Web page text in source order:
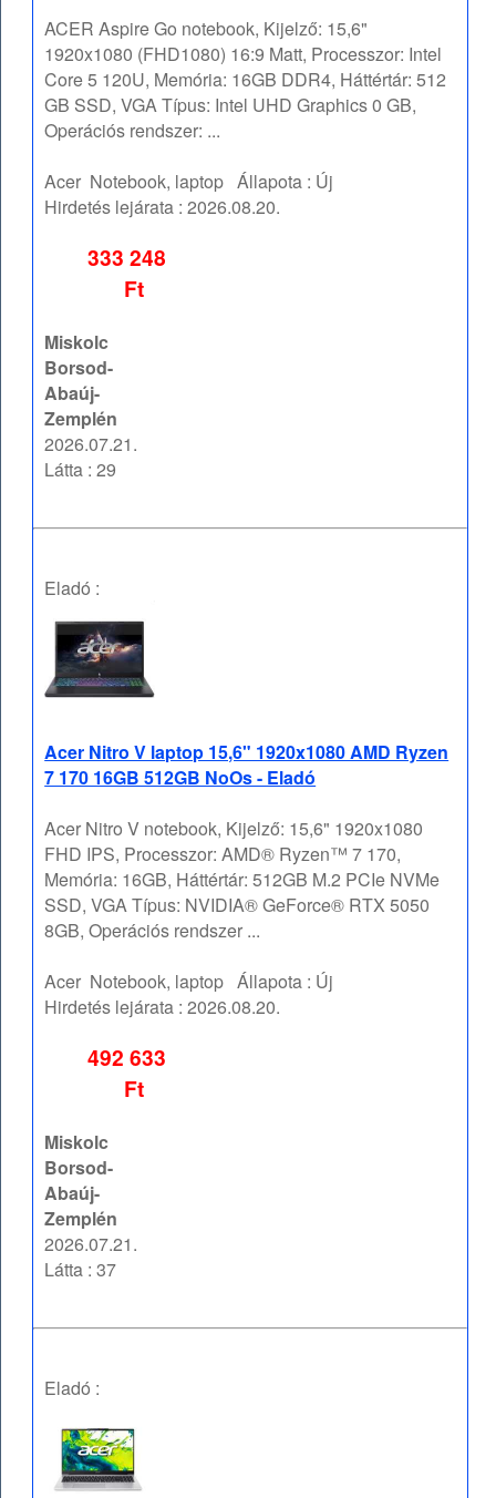
ACER Aspire Go notebook, Kijelző: 15,6"
1920x1080 (FHD1080) 16:9 Matt, Processzor: Intel
Core 5 120U, Memória: 16GB DDR4, Háttértár: 512
GB SSD, VGA Típus: Intel UHD Graphics 0 GB,
Operációs rendszer: ...
Acer Notebook, laptop Állapota : Új
Hirdetés lejárata :2026.08.20.
333 248
Ft
Miskolc
Borsod-
Abaúj-
Zemplén
2026.07.21.
Látta : 29
Eladó :
Acer Nitro V laptop 15,6" 1920x1080 AMD Ryzen
7 170 16GB 512GB NoOs - Eladó
Acer Nitro V notebook, Kijelző: 15,6" 1920x1080
FHD IPS, Processzor: AMD® Ryzen™ 7 170,
Memória: 16GB, Háttértár: 512GB M.2 PCIe NVMe
SSD, VGA Típus: NVIDIA® GeForce® RTX 5050
8GB, Operációs rendszer ...
Acer Notebook, laptop Állapota : Új
Hirdetés lejárata :2026.08.20.
492 633
Ft
Miskolc
Borsod-
Abaúj-
Zemplén
2026.07.21.
Látta : 37
Eladó :